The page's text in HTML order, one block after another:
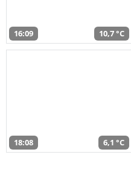
16:09 10,7 °C
18:08 6,1 °C